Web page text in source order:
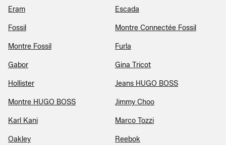
Eram Escada
Fossil Montre Connectée Fossil
Montre Fossil Furla
Gabor Gina Tricot
Hollister Jeans HUGO BOSS
Montre HUGO BOSS Jimmy Choo
Karl Kani Marco Tozzi
Oakley Reebok